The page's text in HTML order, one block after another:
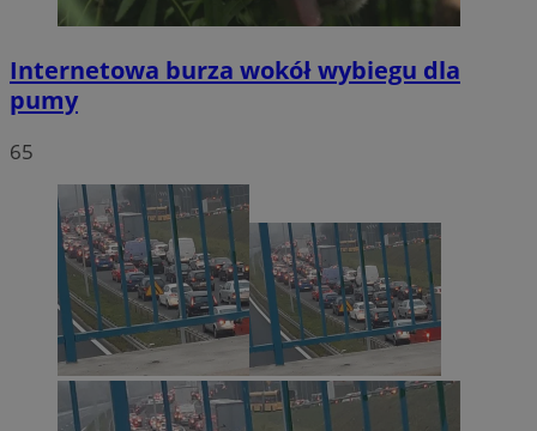
Internetowa burza wokół wybiegu dla
pumy
65